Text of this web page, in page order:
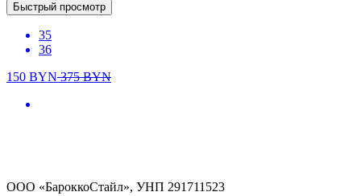
Быстрый просмотр
35
36
150 BYN375BYN
ООО «БароккоСтайл», УНП 291711523